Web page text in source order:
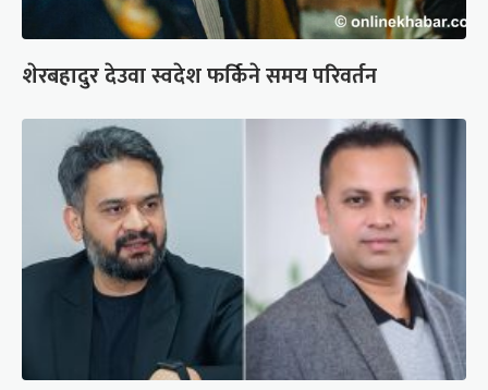
शेरबहादुर देउवा स्वदेश फर्किने समय परिवर्तन